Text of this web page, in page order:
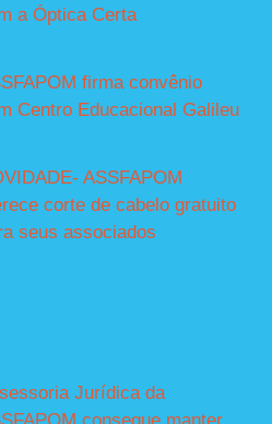
a Óptica Certa
firma convênio
Centro Educacional Galileu
ASSFAPOM
corte de cabelo gratuito
seus associados
Jurídica da
consegue manter